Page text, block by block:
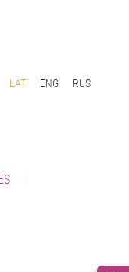
LAT ENG RUS